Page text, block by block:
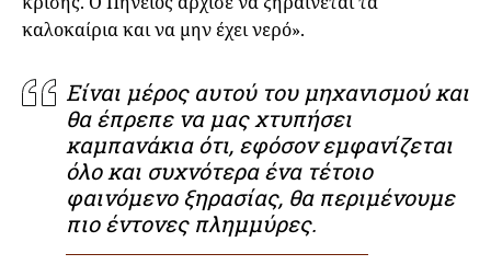
καλοκαίρια και να μην έχει νερό».
Είναι μέρος αυτού του μηχανισμού και
θα έπρεπε να μας χτυπήσει
καμπανάκια ότι, εφόσον εμφανίζεται
όλο και συχνότερα ένα τέτοιο
φαινόμενο ξηρασίας, θα περιμένουμε
πιο έντονες πλημμύρες.